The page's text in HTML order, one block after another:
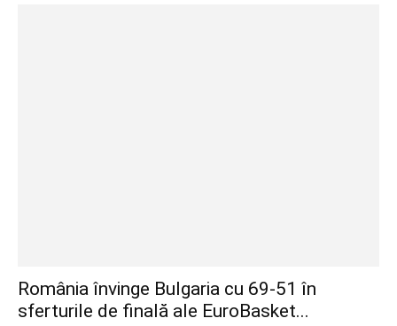
România învinge Bulgaria cu 69-51 în
sferturile de finală ale EuroBasket...